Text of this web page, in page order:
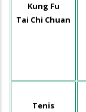
Kung Fu
Tai Chi Chuan
Tenis